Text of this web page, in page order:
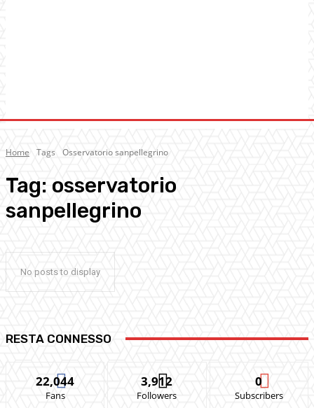
Home Tags Osservatorio sanpellegrino
Tag: osservatorio
sanpellegrino
No posts to display
RESTA CONNESSO
22,044
Fans
3,912
Followers
0
Subscribers